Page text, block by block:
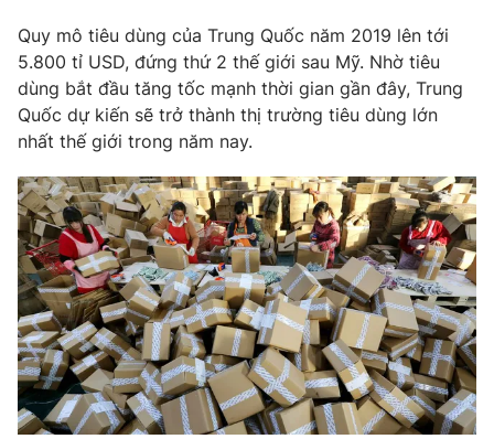
Quy mô tiêu dùng của Trung Quốc năm 2019 lên tới
5.800 tỉ USD, đứng thứ 2 thế giới sau Mỹ. Nhờ tiêu
dùng bắt đầu tăng tốc mạnh thời gian gần đây, Trung
Quốc dự kiến sẽ trở thành thị trường tiêu dùng lớn
nhất thế giới trong năm nay.